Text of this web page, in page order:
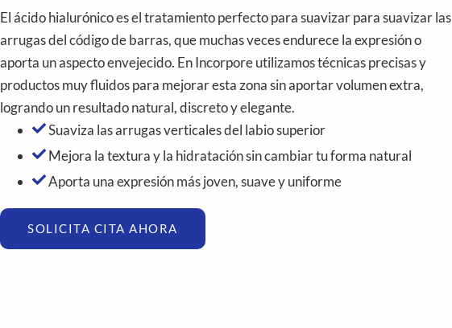
El ácido hialurónico es el tratamiento perfecto para suavizar para suavizar las
arrugas del código de barras, que muchas veces endurece la expresión o
aporta un aspecto envejecido. En Incorpore utilizamos técnicas precisas y
productos muy fluidos para mejorar esta zona sin aportar volumen extra,
logrando un resultado natural, discreto y elegante.
Suaviza las arrugas verticales del labio superior
Mejora la textura y la hidratación sin cambiar tu forma natural
Aporta una expresión más joven, suave y uniforme
SOLICITA CITA AHORA